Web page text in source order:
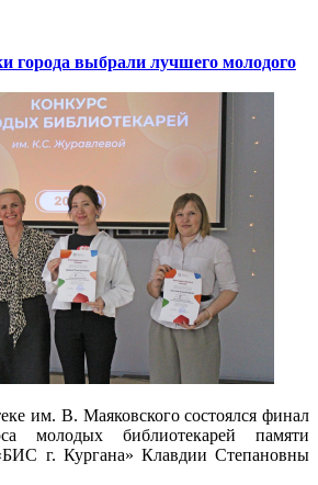
города выбрали лучшего молодого
им. В. Маяковского состоялся финал
молодых библиотекарей памяти
г. Кургана» Клавдии Степановны